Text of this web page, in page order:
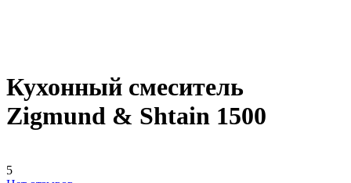
Кухонный смеситель
Zigmund & Shtain 1500
5